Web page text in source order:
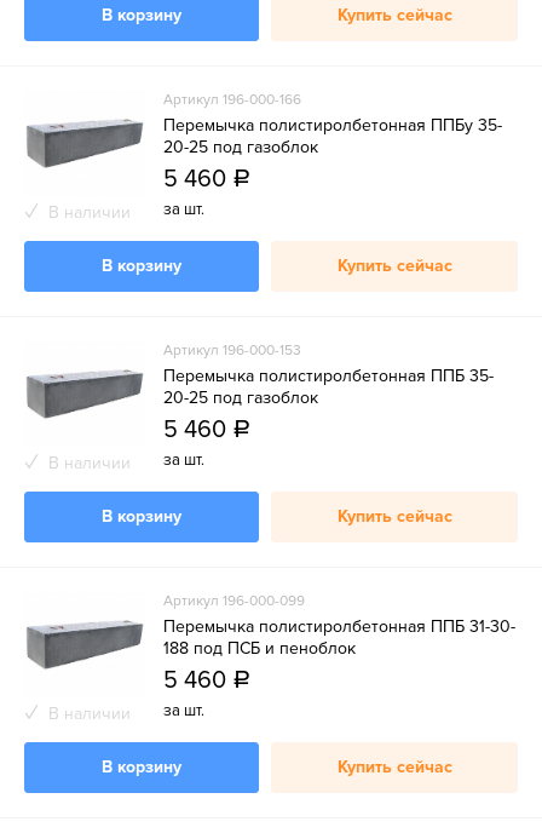
В корзину Купить сейчас
В наличии
Артикул 196-000-166
Перемычка полистиролбетонная ППБу 35-
20-25 под газоблок
5 460 a
за шт.
В корзину Купить сейчас
В наличии
Артикул 196-000-153
Перемычка полистиролбетонная ППБ 35-
20-25 под газоблок
5 460 a
за шт.
В корзину Купить сейчас
В наличии
Артикул 196-000-099
Перемычка полистиролбетонная ППБ 31-30-
188 под ПСБ и пеноблок
5 460 a
за шт.
В корзину Купить сейчас